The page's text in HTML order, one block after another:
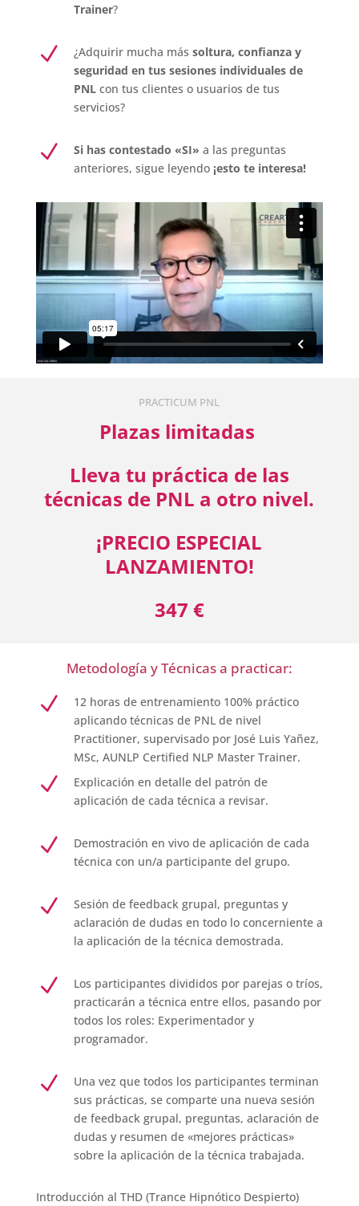
Trainer?
N ¿Adquirir mucha más soltura, confianza y
seguridad en tus sesiones individuales de
PNLcon tus clientes o usuarios de tus
servicios?
N Si has contestado «SI» a las preguntas
anteriores, sigue leyendo ¡esto te interesa!
PRACTICUM PNL
Plazas limitadas
Lleva tu práctica de las
técnicas de PNL a otro nivel.
¡PRECIO ESPECIAL
LANZAMIENTO!
347 €
Metodología y Técnicas a practicar:
N
12 horas de entrenamiento 100% práctico
aplicando técnicas de PNL de nivel
Practitioner, supervisado por José Luis Yañez,
MSc, AUNLP Certified NLP Master Trainer.
N
Explicación en detalle del patrón de
aplicación de cada técnica a revisar.
N
Demostración en vivo de aplicación de cada
técnica con un/a participante del grupo.
N
Sesión de feedback grupal, preguntas y
aclaración de dudas en todo lo concerniente a
la aplicación de la técnica demostrada.
N
Los participantes divididos por parejas o tríos,
practicarán a técnica entre ellos, pasando por
todos los roles: Experimentador y
programador.
N
Una vez que todos los participantes terminan
sus prácticas, se comparte una nueva sesión
de feedback grupal, preguntas, aclaración de
dudas y resumen de «mejores prácticas»
sobre la aplicación de la técnica trabajada.
Introducción al THD (Trance Hipnótico Despierto)